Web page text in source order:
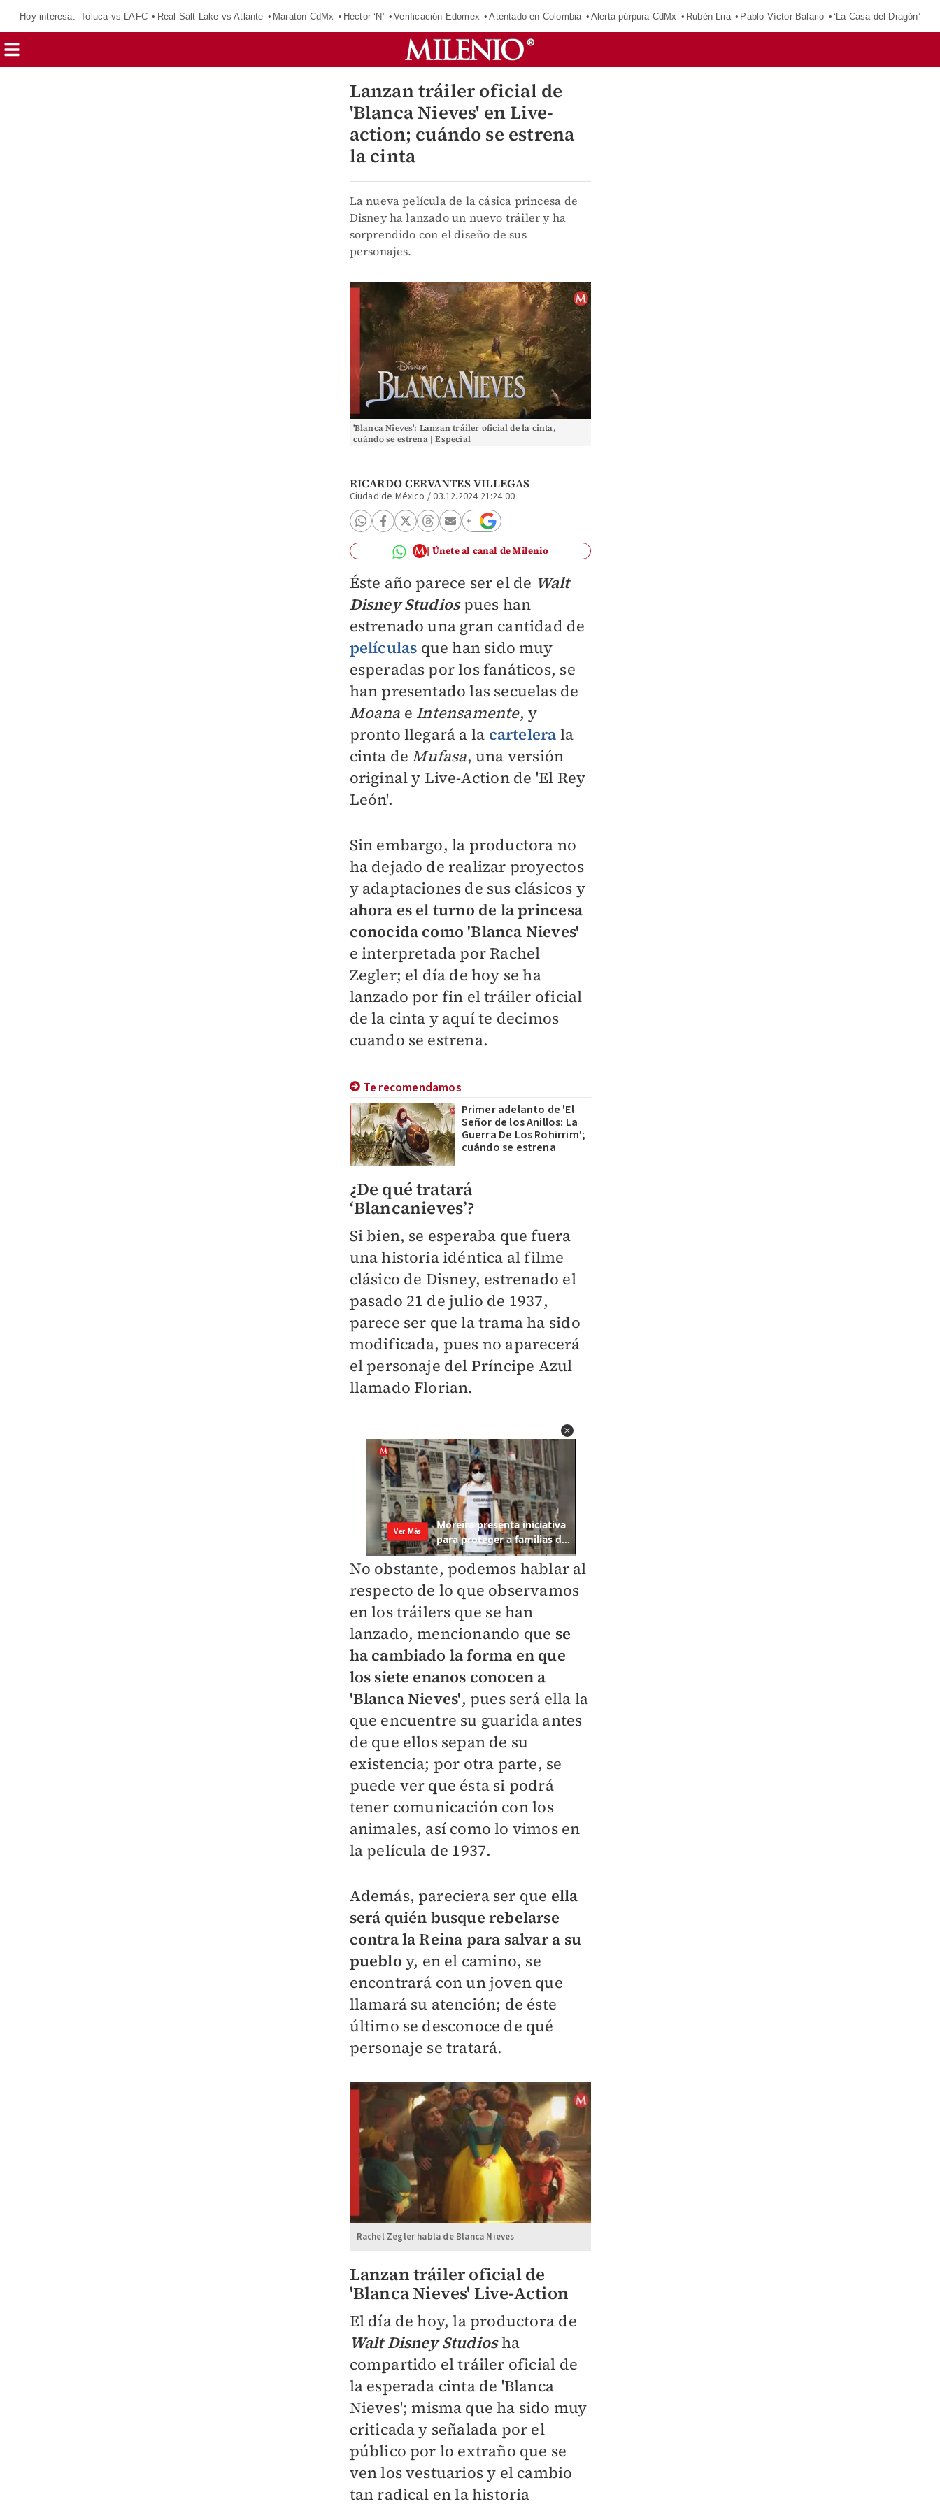
Hoy interesa: Toluca vs LAFC Real Salt Lake vs Atlante Maratón CdMx Héctor ‘N’ Verificación Edomex Atentado en Colombia Alerta púrpura CdMx Rubén Lira Pablo Víctor Balario ‘La Casa del Dragón’
Lanzan tráiler oficial de
'Blanca Nieves' en Live-
action; cuándo se estrena
la cinta
La nueva película de la cásica princesa de
Disney ha lanzado un nuevo tráiler y ha
sorprendido con el diseño de sus
personajes.
'Blanca Nieves': Lanzan tráiler oficial de la cinta,
cuándo se estrena | Especial
RICARDO CERVANTES VILLEGAS
Ciudad de México /03.12.2024 21:24:00
Únete al canal de Milenio
Éste año parece ser el de Walt
Disney Studiospues han
estrenado una gran cantidad de
películas que han sido muy
esperadas por los fanáticos, se
han presentado las secuelas de
Moana e Intensamente, y
pronto llegará a la cartelera la
cinta de Mufasa, una versión
original y Live-Action de 'El Rey
León'.
Sin embargo, la productora no
ha dejado de realizar proyectos
y adaptaciones de sus clásicos y
ahora es el turno de la princesa
conocida como 'Blanca Nieves'
e interpretada por Rachel
Zegler; el día de hoy se ha
lanzado por fin el tráiler oficial
de la cinta y aquí te decimos
cuando se estrena.
Te recomendamos
Primer adelanto de 'El
Señor de los Anillos: La
Guerra De Los Rohirrim';
cuándo se estrena
¿De qué tratará
‘Blancanieves’?
Si bien, se esperaba que fuera
una historia idéntica al filme
clásico de Disney, estrenado el
pasado 21 de julio de 1937,
parece ser que la trama ha sido
modificada, pues no aparecerá
el personaje del Príncipe Azul
llamado Florian.
No obstante, podemos hablar al
respecto de lo que observamos
en los tráilers que se han
lanzado, mencionando que se
ha cambiado la forma en que
los siete enanos conocen a
'Blanca Nieves', pues será ella la
que encuentre su guarida antes
de que ellos sepan de su
existencia; por otra parte, se
puede ver que ésta si podrá
tener comunicación con los
animales, así como lo vimos en
la película de 1937.
Además, pareciera ser que ella
será quién busque rebelarse
contra la Reina para salvar a su
pueblo y, en el camino, se
encontrará con un joven que
llamará su atención; de éste
último se desconoce de qué
personaje se tratará.
Rachel Zegler habla de Blanca Nieves
Lanzan tráiler oficial de
'Blanca Nieves' Live-Action
El día de hoy, la productora de
Walt Disney Studiosha
compartido el tráiler oficial de
la esperada cinta de 'Blanca
Nieves'; misma que ha sido muy
criticada y señalada por el
público por lo extraño que se
ven los vestuarios y el cambio
tan radical en la historia